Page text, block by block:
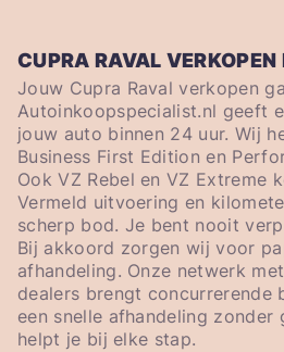
CUPRA RAVAL
Jouw Cupra Raval verkopen
Autoinkoopspecialist.nl geeft
jouw auto binnen 24 uur. Wij
Business First Edition en
Ook VZ Rebel en VZ Extreme
Vermeld uitvoering en
scherp bod. Je bent nooit
Bij akkoord zorgen wij voor
afhandeling. Onze netwerk
dealers brengt concurrerende
een snelle afhandeling zonder
helpt je bij elke stap.